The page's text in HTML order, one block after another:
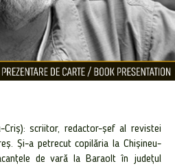
scriitor, redactor-șef al revistei
. Și-a petrecut copilăria la Chișineu-
de vară la Baraolt în judeţul